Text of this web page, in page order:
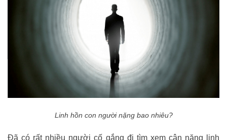
Linh hồn con người nặng bao nhiêu?
Đã có rất nhiều người cố gắng đi tìm xem cân nặng linh